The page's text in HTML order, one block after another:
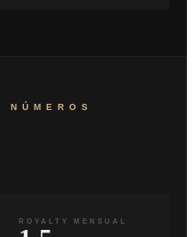
ROYALTY MENSUAL